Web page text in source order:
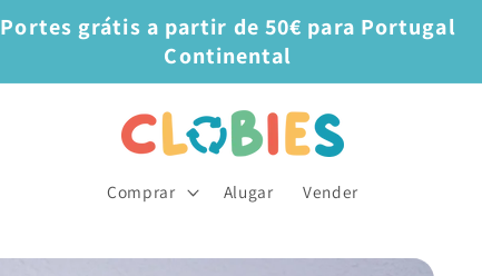
Portes grátis a partir de 50€ para Portugal
Continental
Comprar Alugar Vender